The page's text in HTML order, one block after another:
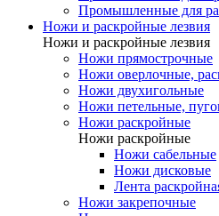
Промышленные для
Ножи и раскройные лезвия
Ножи и раскройные лезвия
Ножи прямострочные
Ножи оверлочные,
Ножи двухигольные
Ножи петельные,
Ножи раскройные
Ножи раскройные
Ножи сабельные
Ножи дисковые
Лента
Ножи закрепочные